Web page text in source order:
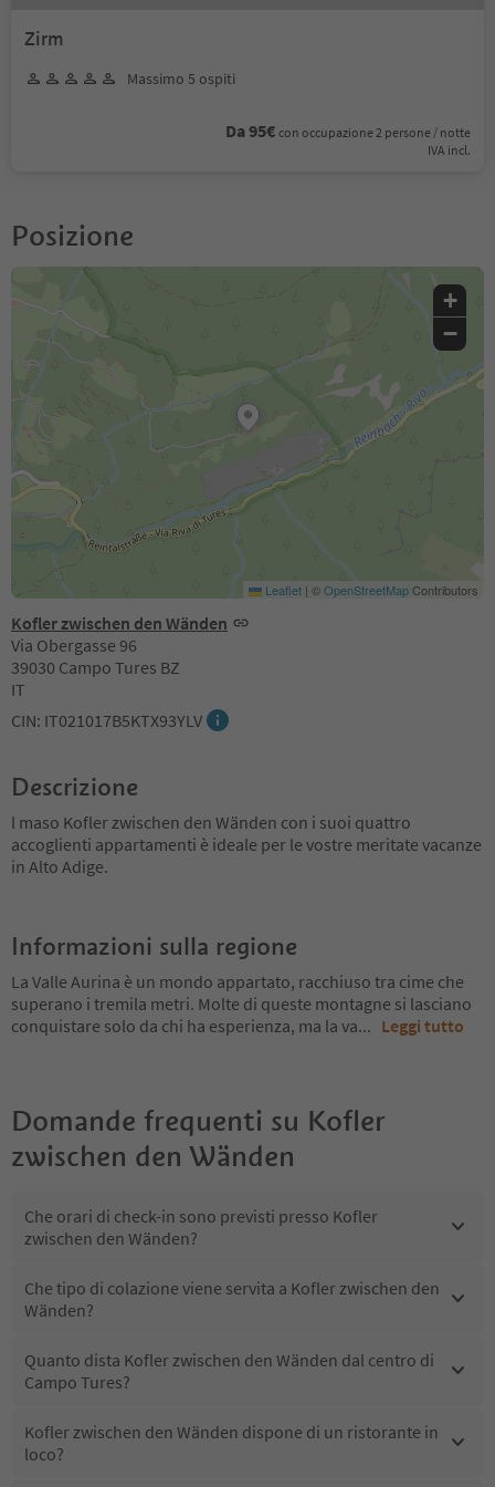
Zirm
Massimo 5 ospiti
Da 95€ con occupazione 2 persone / notte
IVA incl.
Posizione
Kofler zwischen den Wänden
Via Obergasse 96
39030 Campo Tures BZ
IT
CIN: IT021017B5KTX93YLV
+
−
Leaflet | ©OpenStreetMapContributors
Descrizione
l maso Kofler zwischen den Wänden con i suoi quattro
accoglienti appartamenti è ideale per le vostre meritate vacanze
in Alto Adige.
Informazioni sulla regione
La Valle Aurina è un mondo appartato, racchiuso tra cime che
superano i tremila metri. Molte di queste montagne si lasciano
conquistare solo da chi ha esperienza, ma la va... Leggi tutto
Domande frequenti su Kofler
zwischen den Wänden
Che orari di check-in sono previsti presso Kofler
zwischen den Wänden?
Che tipo di colazione viene servita a Kofler zwischen den
Wänden?
Quanto dista Kofler zwischen den Wänden dal centro di
Campo Tures?
Kofler zwischen den Wänden dispone di un ristorante in
loco?